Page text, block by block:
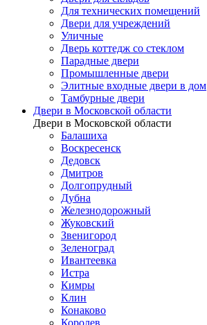
Для технических помещений
Двери для учреждений
Уличные
Дверь коттедж со стеклом
Парадные двери
Промышленные двери
Элитные входные двери в дом
Тамбурные двери
Двери в Московской области
Двери в Московской области
Балашиха
Воскресенск
Дедовск
Дмитров
Долгопрудный
Дубна
Железнодорожный
Жуковский
Звенигород
Зеленоград
Ивантеевка
Истра
Кимры
Клин
Конаково